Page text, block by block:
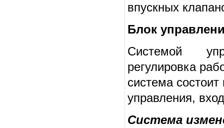
впускных
Блок
Системой
регулировка
система
управления,
Система